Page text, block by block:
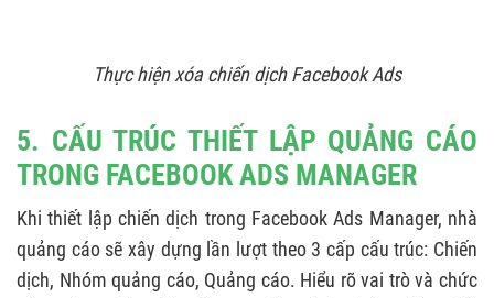
Thực hiện xóa chiến dịch Facebook Ads
5. CẤU TRÚC THIẾT LẬP QUẢNG CÁO
TRONG FACEBOOK ADS MANAGER
Khi thiết lập chiến dịch trong Facebook Ads Manager, nhà
quảng cáo sẽ xây dựng lần lượt theo 3 cấp cấu trúc: Chiến
dịch, Nhóm quảng cáo, Quảng cáo. Hiểu rõ vai trò và chức